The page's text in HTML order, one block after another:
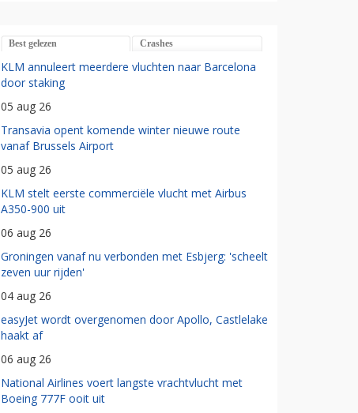
Best gelezen Crashes
KLM annuleert meerdere vluchten naar Barcelona
door staking
05 aug 26
Transavia opent komende winter nieuwe route
vanaf Brussels Airport
05 aug 26
KLM stelt eerste commerciële vlucht met Airbus
A350-900 uit
06 aug 26
Groningen vanaf nu verbonden met Esbjerg: 'scheelt
zeven uur rijden'
04 aug 26
easyJet wordt overgenomen door Apollo, Castlelake
haakt af
06 aug 26
National Airlines voert langste vrachtvlucht met
Boeing 777F ooit uit